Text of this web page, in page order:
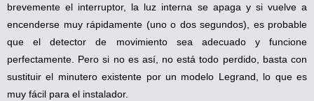
brevemente el interruptor, la luz interna se apaga y si vuelve a
encenderse muy rápidamente (uno o dos segundos), es probable
que el detector de movimiento sea adecuado y funcione
perfectamente. Pero si no es así, no está todo perdido, basta con
sustituir el minutero existente por un modelo Legrand, lo que es
muy fácil para el instalador.